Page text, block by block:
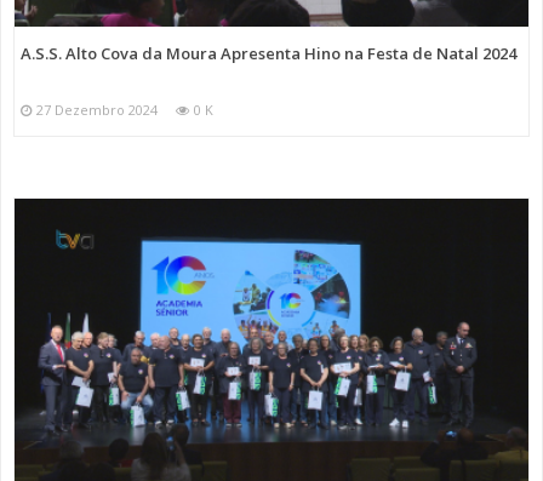
A.S.S. Alto Cova da Moura Apresenta Hino na Festa de Natal 2024
27 Dezembro 2024 0 K